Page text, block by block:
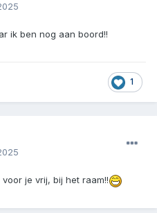
ik ben nog aan boord!!
1
je vrij, bij het raam!!